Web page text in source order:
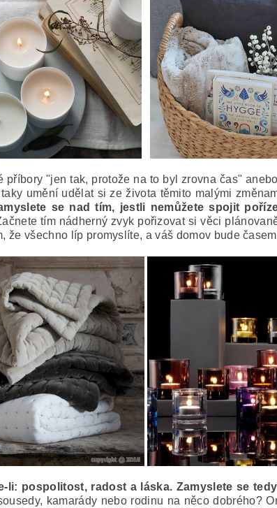
příbory "jen tak, protože na to byl zrovna čas"
umění udělat si ze života těmito malými
se nad tím, jestli nemůžete spojit
tím nádherný zvyk pořizovat si věci
že všechno líp promyslíte, a váš domov bude
li: pospolitost, radost a láska. Zamyslete se
kamarády nebo rodinu na něco dobrého?